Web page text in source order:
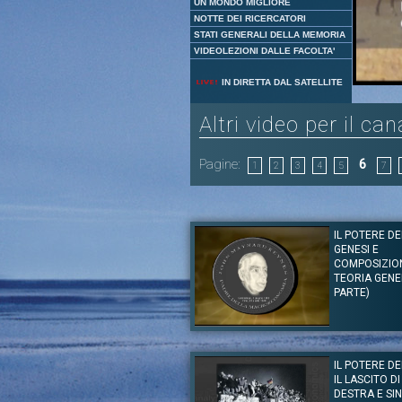
UN MONDO MIGLIORE
NOTTE DEI RICERCATORI
STATI GENERALI DELLA MEMORIA
VIDEOLEZIONI DALLE FACOLTA'
IN DIRETTA DAL SATELLITE
Altri video per il
Pagine: 1 2 3 4 5 6 7
IL POTERE
GENESI E
TEORIA
PARTE)
Autore:Prof. Giorgio La Malfa
Canale:Lezioni Speciali
Il Prof. Giorgio La Malfa in un ciclo di sei
rivoluzione associata all’economista John
particolare alla sua opera principale dal
IL POTERE
IL LASCITO
DESTRA E